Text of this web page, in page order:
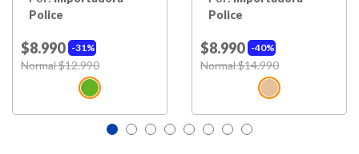
Police
31%
$8.990
Price reduced from
Normal $12.990
Police
40%
$8.990
Price reduced from
Normal $14.990